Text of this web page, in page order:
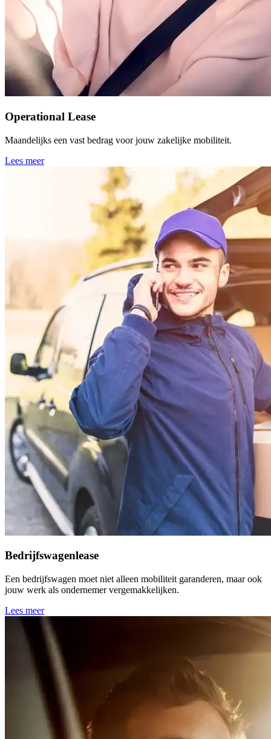
Operational Lease
Maandelijks een vast bedrag voor jouw zakelijke mobiliteit.
Lees meer
Bedrijfswagenlease
Een bedrijfswagen moet niet alleen mobiliteit garanderen, maar ook
jouw werk als ondernemer vergemakkelijken.
Lees meer